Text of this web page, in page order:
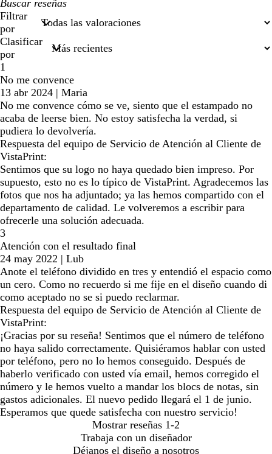
Mis
búsquedas
Filtrar
por
Clasificar
por
1
No me convence
13 abr 2024 | Maria
No me convence cómo se ve, siento que el estampado no
acaba de leerse bien. No estoy satisfecha la verdad, si
pudiera lo devolvería.
Respuesta del equipo de Servicio de Atención al Cliente de
VistaPrint:
Sentimos que su logo no haya quedado bien impreso. Por
supuesto, esto no es lo típico de VistaPrint. Agradecemos las
fotos que nos ha adjuntado; ya las hemos compartido con el
departamento de calidad. Le volveremos a escribir para
ofrecerle una solución adecuada.
3
Atención con el resultado final
24 may 2022 | Lub
Anote el teléfono dividido en tres y entendió el espacio como
un cero. Como no recuerdo si me fije en el diseño cuando di
como aceptado no se si puedo reclarmar.
Respuesta del equipo de Servicio de Atención al Cliente de
VistaPrint:
¡Gracias por su reseña! Sentimos que el número de teléfono
no haya salido correctamente. Quisiéramos hablar con usted
por teléfono, pero no lo hemos conseguido. Después de
haberlo verificado con usted vía email, hemos corregido el
número y le hemos vuelto a mandar los blocs de notas, sin
gastos adicionales. El nuevo pedido llegará el 1 de junio.
Esperamos que quede satisfecha con nuestro servicio!
Mostrar reseñas 1-2
Trabaja con un diseñador
Déjanos el diseño a nosotros